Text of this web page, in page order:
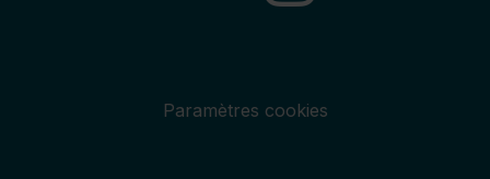
Paramètres cookies